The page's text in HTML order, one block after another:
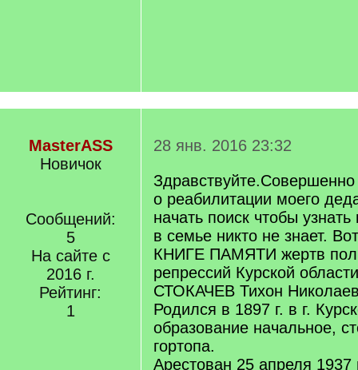
MasterASS
Новичок
Сообщений:
5
На сайте с
2016 г.
Рейтинг:
1
28 янв. 2016 23:32
о реабилитации моего
начать поиск чтобы
в семье никто не знает.
КНИГЕ ПАМЯТИ жертв
репрессий Курской
СТОКАЧЕВ Тихон
Родился в 1897 г. в г.
образование начальное,
гортопа.
Арестован 25 апреля 1937